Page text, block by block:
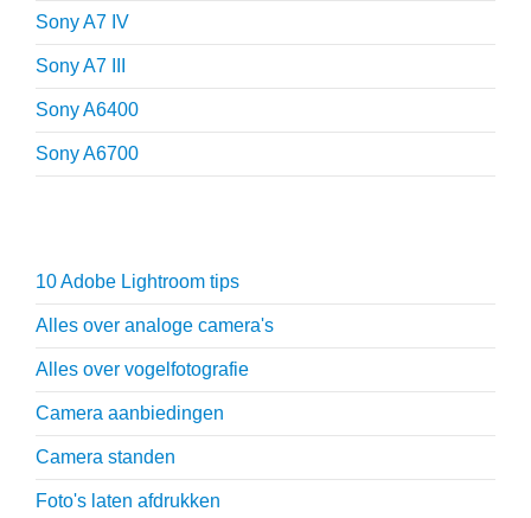
Sony A7 IV
Sony A7 III
Sony A6400
Sony A6700
10 Adobe Lightroom tips
Alles over analoge camera's
Alles over vogelfotografie
Camera aanbiedingen
Camera standen
Foto's laten afdrukken